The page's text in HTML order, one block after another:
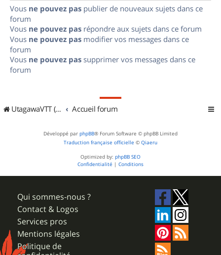
Vous ne pouvez pas publier de nouveaux sujets dans ce
forum
Vous ne pouvez pas répondre aux sujets dans ce forum
Vous ne pouvez pas modifier vos messages dans ce
forum
Vous ne pouvez pas supprimer vos messages dans ce
forum
UtagawaVTT (Randos VTT et VTTAE avec traces GPS) Accueil forum
Développé par phpBB® Forum Software © phpBB Limited
Traduction française officielle © Qiaeru
Optimized by: phpBB SEO
Confidentialité | Conditions
Qui sommes-nous ?
Contact & Logos
Services pros
Mentions légales
Politique de